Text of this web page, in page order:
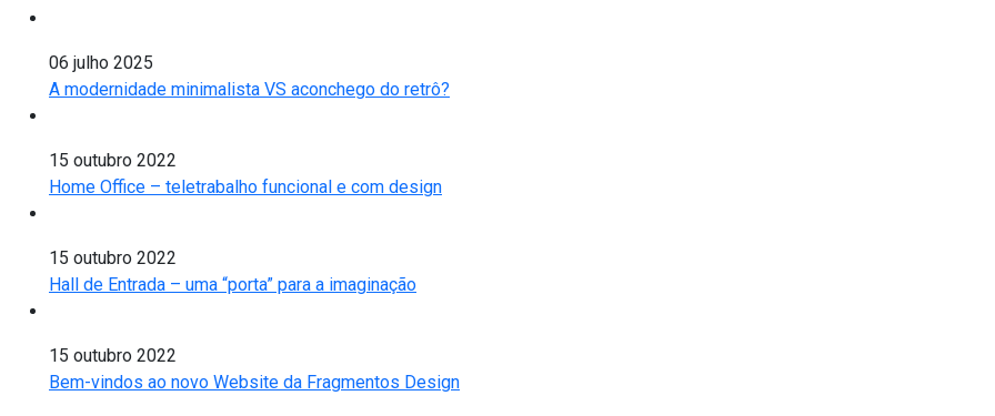
06 julho 2025
A modernidade minimalista VS aconchego do retrô?
15 outubro 2022
Home Office – teletrabalho funcional e com design
15 outubro 2022
Hall de Entrada – uma “porta” para a imaginação
15 outubro 2022
Bem-vindos ao novo Website da Fragmentos Design